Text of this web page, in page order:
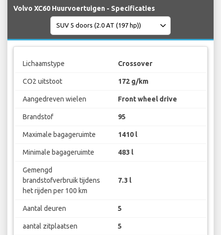
Volvo XC60 Huurvoertuigen - Specificaties
Lichaamstype Crossover
CO2 uitstoot 172 g/km
Aangedreven wielen Front wheel drive
Brandstof 95
Maximale bagageruimte 1410 l
Minimale bagageruimte 483 l
Gemengd
brandstofverbruik tijdens
het rijden per 100 km
7.3 l
Aantal deuren 5
aantal zitplaatsen 5